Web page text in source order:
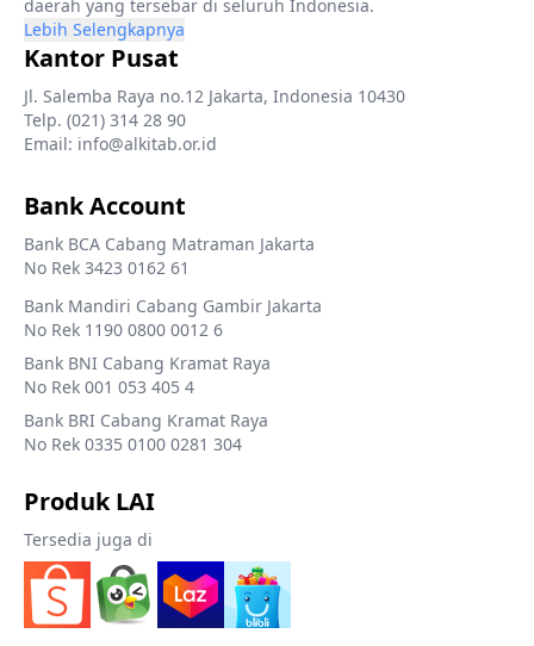
daerah yang tersebar di seluruh Indonesia.
Lebih Selengkapnya
Kantor Pusat
Jl. Salemba Raya no.12 Jakarta, Indonesia 10430
Telp. (021) 314 28 90
Email: info@alkitab.or.id
Bank Account
Bank BCA Cabang Matraman Jakarta
No Rek 3423 0162 61
Bank Mandiri Cabang Gambir Jakarta
No Rek 1190 0800 0012 6
Bank BNI Cabang Kramat Raya
No Rek 001 053 405 4
Bank BRI Cabang Kramat Raya
No Rek 0335 0100 0281 304
Produk LAI
Tersedia juga di